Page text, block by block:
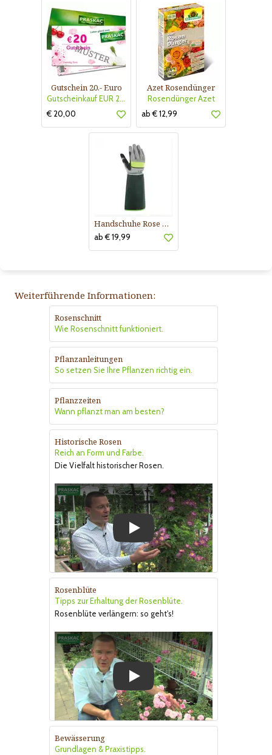
Gutschein 20.- Euro
Gutscheinkauf EUR 20.-
€ 20,00
Azet Rosendünger
Rosendünger Azet
ab € 12,99
Handschuhe Rose Buisson
ab € 19,99
Weiterführende Informationen:
Rosenschnitt
Wie Rosenschnitt funktioniert.
Pflanzanleitungen
So setzen Sie Ihre Pflanzen richtig ein.
Pflanzzeiten
Wann pflanzt man am besten?
Historische Rosen
Reich an Form und Farbe.
Die Vielfalt historischer Rosen.
Rosenblüte
Tipps zur Erhaltung der Rosenblüte.
Rosenblüte verlängern: so geht's!
Bewässerung
Grundlagen & Praxistipps.